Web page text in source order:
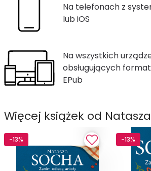
Na telefonach z
lub iOS
Na wszystkich
obsługujących
EPub
Więcej książek od
-13% -13%